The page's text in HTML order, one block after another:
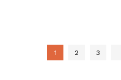
1 2 3